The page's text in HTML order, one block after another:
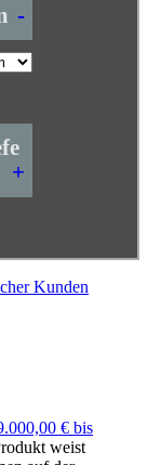
-
+
€ bis
weist